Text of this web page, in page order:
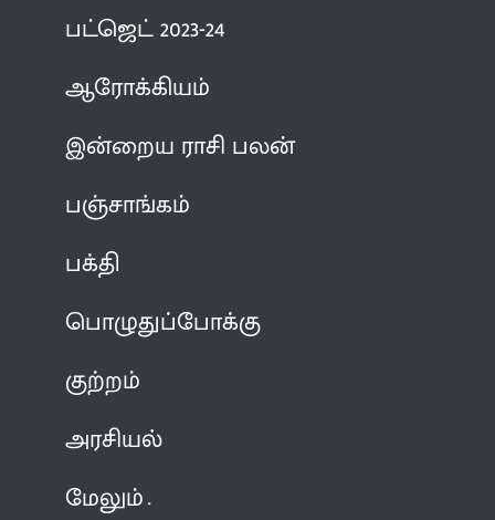
பட்ஜெட் 2023-24
ஆரோக்கியம்
இன்றைய ராசி பலன்
பஞ்சாங்கம்
பக்தி
பொழுதுப்போக்கு
குற்றம்
அரசியல்
மேலும்